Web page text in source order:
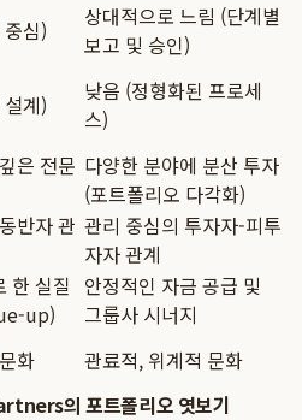
심)
상대적으로 느림 (단계별
보고 및 승인)
계)
낮음 (정형화된 프로세
스)
은 전문 다양한 분야에 분산 투자
(포트폴리오 다각화)
반자 관 관리 중심의 투자자-피투
자자 관계
한 실질
up)
안정적인 자금 공급 및
그룹사 시너지
화
관료적, 위계적 문화
의 포트폴리오 엿보기